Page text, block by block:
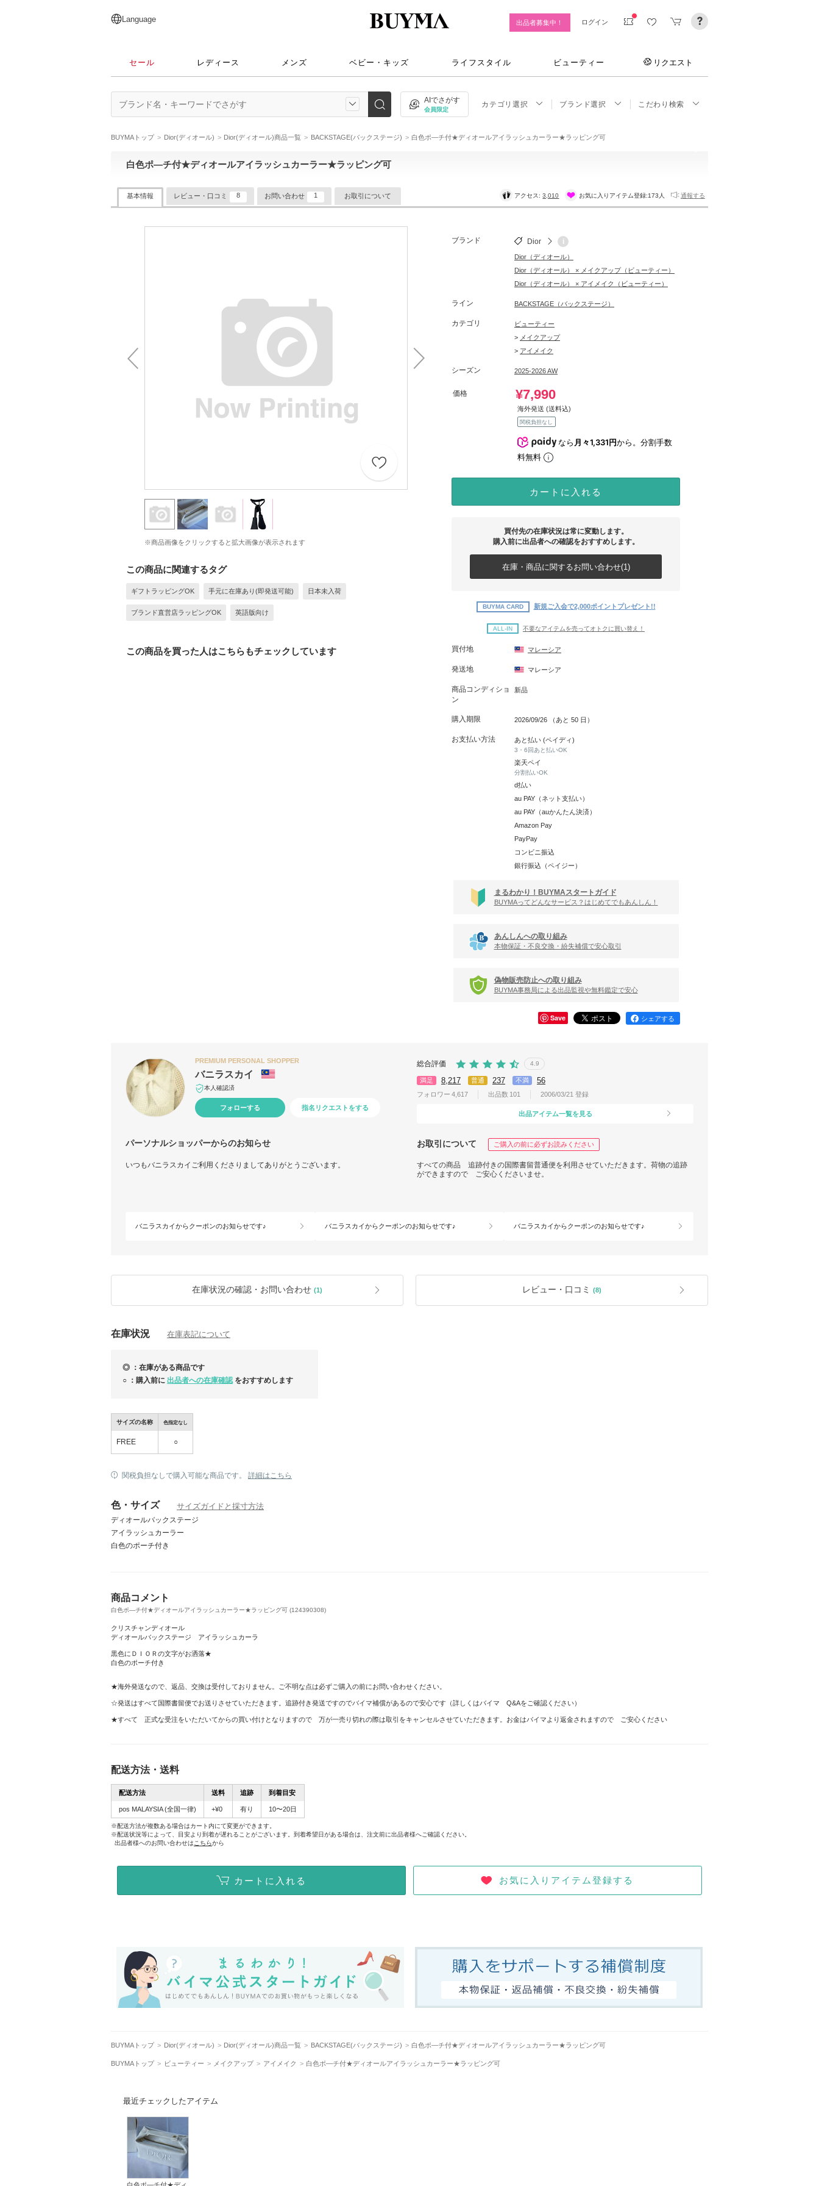
日本語
English
简体中文
繁體中文
Language 出品者募集中！ ログイン
セール レディース メンズ ベビー・キッズ ライフスタイル ビューティー リクエスト
AIでさがす
会員限定
カテゴリ選択 ブランド選択 こだわり検索
BUYMAトップ Dior(ディオール) Dior(ディオール)商品一覧 BACKSTAGE(バックステージ) 白色ポ―チ付★ディオールアイラッシュカーラー★ラッピング可
白色ポ―チ付★ディオールアイラッシュカーラー★ラッピング可
基本情報 レビュー・口コミ 8 お問い合わせ 1 お取引について アクセス:3,010 お気に入りアイテム登録:173人 通報する
※商品画像をクリックすると拡大画像が表示されます
この商品に関連するタグ
ギフトラッピングOK 手元に在庫あり(即発送可能) 日本未入荷
ブランド直営店ラッピングOK 英語版向け
この商品を買った人はこちらもチェックしています
ブランド Dior i
Dior（ディオール）
Dior（ディオール） × メイクアップ（ビューティー）
Dior（ディオール） × アイメイク（ビューティー）
ライン BACKSTAGE（バックステージ）
カテゴリ
ビューティー
> メイクアップ
> アイメイク
シーズン 2025-2026 AW
価格 ¥7,990
海外発送 (送料込)
関税負担なし
なら月々1,331円から。分割手数
料無料
カートに入れる
買付先の在庫状況は常に変動します。
購入前に出品者への確認をおすすめします。
在庫・商品に関するお問い合わせ(1)
BUYMA CARD 新規ご入会で2,000ポイントプレゼント!!
ALL-IN 不要なアイテムを売ってオトクに買い替え！
買付地 マレーシア
発送地 マレーシア
商品コンディショ
ン
新品
購入期限 2026/09/26 （あと 50 日）
お支払い方法 あと払い (ペイディ)
3・6回あと払いOK
楽天ペイ
分割払いOK
d払い
au PAY（ネット支払い）
au PAY（auかんたん決済）
Amazon Pay
PayPay
コンビニ振込
銀行振込（ペイジー）
まるわかり！BUYMAスタートガイド
BUYMAってどんなサービス？はじめてでもあんしん！
あんしんへの取り組み
本物保証・不良交換・紛失補償で安心取引
偽物販売防止への取り組み
BUYMA事務局による出品監視や無料鑑定で安心
Save シェアする
PREMIUM PERSONAL SHOPPER
バニラスカイ
本人確認済
フォローする 指名リクエストをする
総合評価 4.9
満足 8,217 普通 237 不満 56
フォロワー 4,617 出品数 101 2006/03/21 登録
出品アイテム一覧を見る
パーソナルショッパーからのお知らせ お取引について ご購入の前に必ずお読みください
いつもバニラスカイご利用くださりましてありがとうございます。
すべての商品 追跡付きの国際書留普通便を利用させていただきます。荷物の追跡
ができますので ご安心くださいませ。
バニラスカイからクーポンのお知らせです♪ バニラスカイからクーポンのお知らせです♪ バニラスカイからクーポンのお知らせです♪
在庫状況の確認・お問い合わせ (1) レビュー・口コミ (8)
在庫状況 在庫表記について
◎ ：在庫がある商品です
○ ：購入前に 出品者への在庫確認 をおすすめします
サイズの名称 色指定なし
FREE ○
関税負担なしで購入可能な商品です。 詳細はこちら
色・サイズ サイズガイドと採寸方法
ディオールバックステージ
アイラッシュカーラー
白色のポーチ付き
商品コメント
白色ポ―チ付★ディオールアイラッシュカーラー★ラッピング可 (124390308)
クリスチャンディオール
ディオールバックステージ アイラッシュカーラ
黒色にＤＩＯＲの文字がお洒落★
白色のポーチ付き
★海外発送なので、返品、交換は受付しておりません。ご不明な点は必ずご購入の前にお問い合わせください。
☆発送はすべて国際書留便でお送りさせていただきます。追跡付き発送ですのでバイマ補償があるので安心です（詳しくはバイマ Q&Aをご確認ください）
★すべて 正式な受注をいただいてからの買い付けとなりますので 万が一売り切れの際は取引をキャンセルさせていただきます。お金はバイマより返金されますので ご安心ください
配送方法・送料
配送方法 送料 追跡 到着目安
pos MALAYSIA(全国一律) +¥0 有り 10〜20日
※配送方法が複数ある場合はカート内にて変更ができます。
※配送状況等によって、目安より到着が遅れることがございます。到着希望日がある場合は、注文前に出品者様へご確認ください。
出品者様へのお問い合わせは こちらから
カートに入れる お気に入りアイテム登録する
BUYMAトップ Dior(ディオール) Dior(ディオール)商品一覧 BACKSTAGE(バックステージ) 白色ポ―チ付★ディオールアイラッシュカーラー★ラッピング可
BUYMAトップ ビューティー メイクアップ アイメイク 白色ポ―チ付★ディオールアイラッシュカーラー★ラッピング可
最近チェックしたアイテム